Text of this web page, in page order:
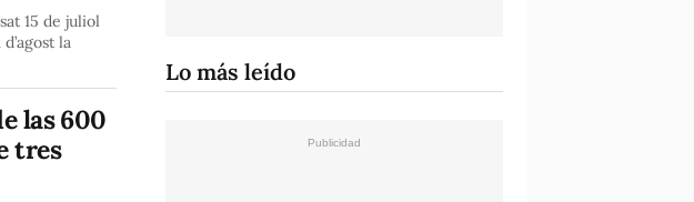
15 de juliol
la
las 600
tres
Lo más leído